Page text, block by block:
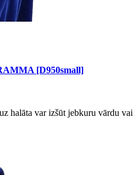
[D950small]
halāta var izšūt jebkuru vārdu vai